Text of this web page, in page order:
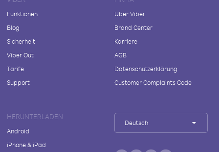
Funktionen
Blog
Sicherheit
Viber Out
Tarife
Support
Über Viber
Brand Center
Karriere
AGB
Datenschutzerklärung
Customer Complaints Code
HERUNTERLADEN
Android
iPhone & iPad
Deutsch